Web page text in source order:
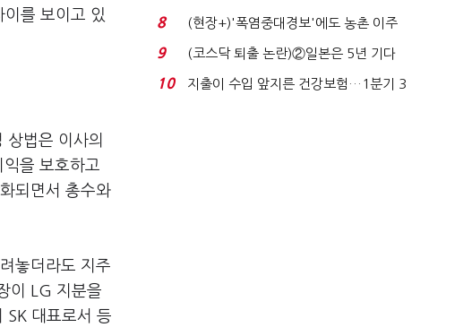
를 보이고 있
법은 이사의
을 보호하고
되면서 총수와
놓더라도 지주
이 LG 지분을
SK 대표로서 등
가 제일 중요"...
8
(현장+)'폭염중대경보'에도 농촌 이주
노동자는 강행군…'야...
9
(코스닥 퇴출 논란)②일본은 5년 기다
려주는데 우리는 ...
10
지출이 수입 앞지른 건강보험…1분기 3